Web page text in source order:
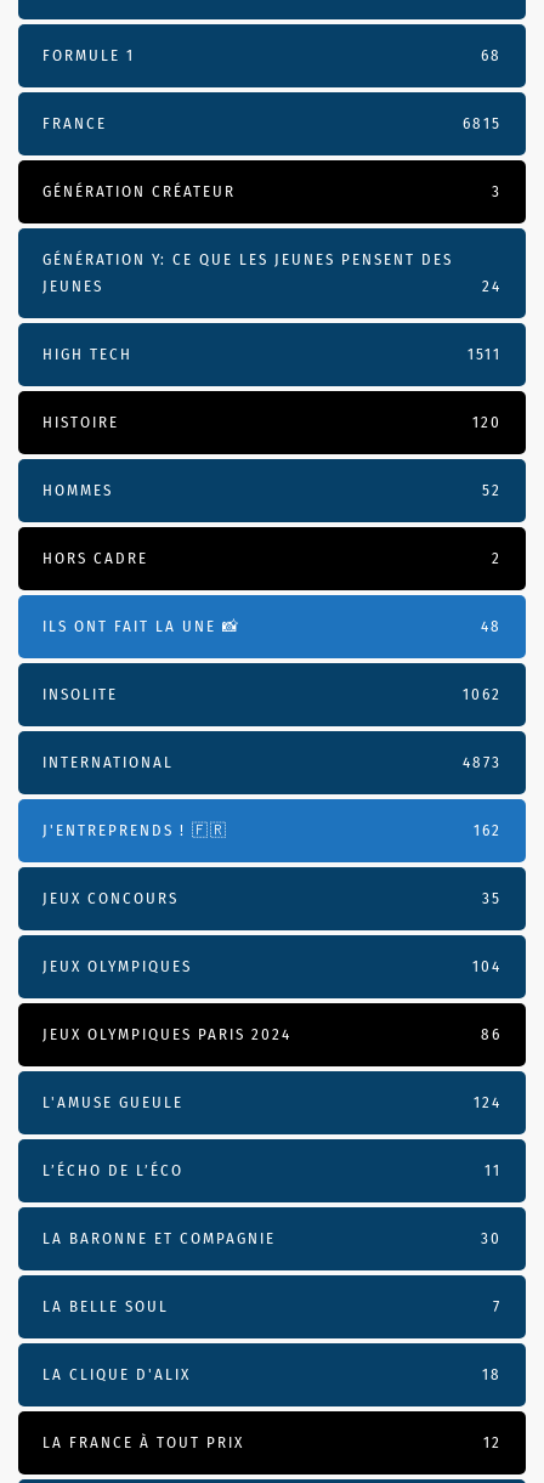
FORMULE 1 68
FRANCE 6815
GÉNÉRATION CRÉATEUR 3
GÉNÉRATION Y: CE QUE LES JEUNES PENSENT DES
JEUNES
24
HIGH TECH 1511
HISTOIRE 120
HOMMES 52
HORS CADRE 2
ILS ONT FAIT LA UNE 📸 48
INSOLITE 1062
INTERNATIONAL 4873
J'ENTREPRENDS ! 🇫🇷 162
JEUX CONCOURS 35
JEUX OLYMPIQUES 104
JEUX OLYMPIQUES PARIS 2024 86
L'AMUSE GUEULE 124
L’ÉCHO DE L’ÉCO 11
LA BARONNE ET COMPAGNIE 30
LA BELLE SOUL 7
LA CLIQUE D'ALIX 18
LA FRANCE À TOUT PRIX 12